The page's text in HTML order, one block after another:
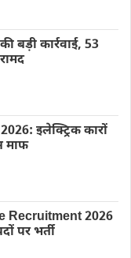
बड़ी कार्रवाई, 53
इलेक्ट्रिक कारों
माफ
Recruitment 2026
पर भर्ती